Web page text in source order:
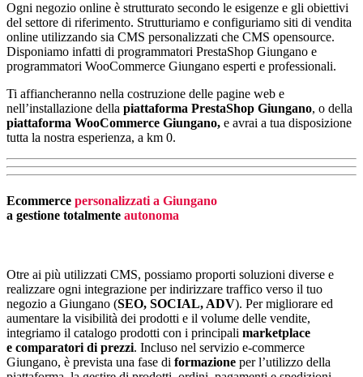
Ogni negozio online è strutturato secondo le esigenze e gli obiettivi
del settore di riferimento. Strutturiamo e configuriamo siti di vendita
online utilizzando sia CMS personalizzati che CMS opensource.
Disponiamo infatti di programmatori PrestaShop Giungano e
programmatori WooCommerce Giungano esperti e professionali.
Ti affiancheranno nella costruzione delle pagine web e
nell’installazione della piattaforma PrestaShop Giungano, o della
piattaforma WooCommerce Giungano, e avrai a tua disposizione
tutta la nostra esperienza, a km 0.
Ecommerce personalizzati a Giungano
a gestione totalmente autonoma
Otre ai più utilizzati CMS, possiamo proporti soluzioni diverse e
realizzare ogni integrazione per indirizzare traffico verso il tuo
negozio a Giungano (SEO, SOCIAL, ADV). Per migliorare ed
aumentare la visibilità dei prodotti e il volume delle vendite,
integriamo il catalogo prodotti con i principali marketplace
e comparatori di prezzi. Incluso nel servizio e-commerce
Giungano, è prevista una fase di formazione per l’utilizzo della